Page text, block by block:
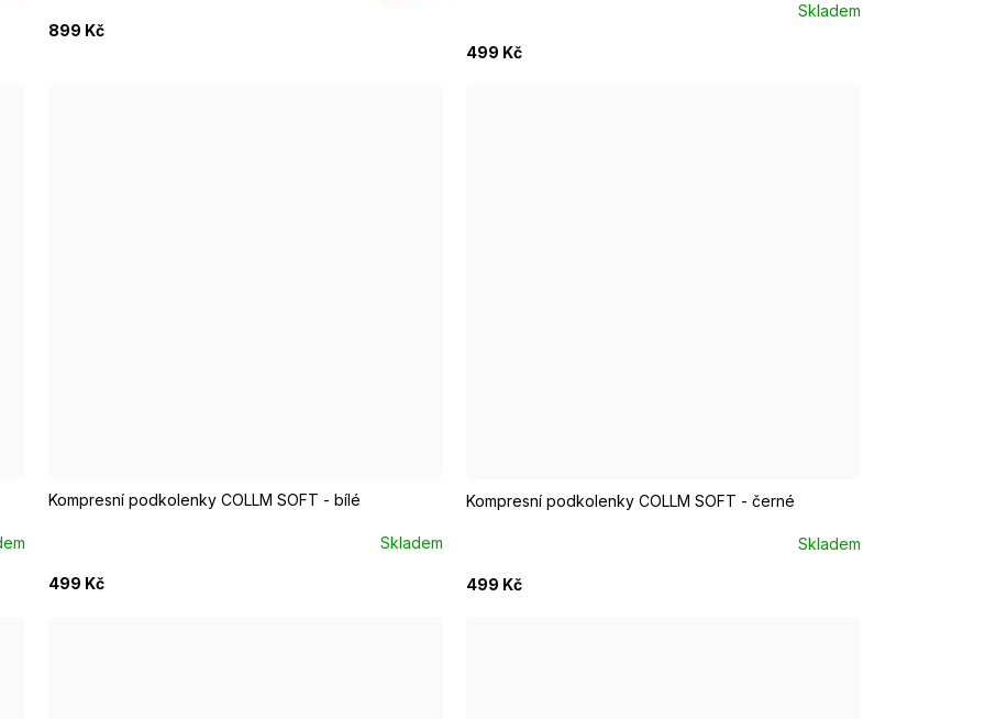
899 Kč
Skladem
499 Kč
Kompresní podkolenky COLLM SOFT - bílé
Skladem
499 Kč
Kompresní podkolenky COLLM SOFT - černé
Skladem
499 Kč